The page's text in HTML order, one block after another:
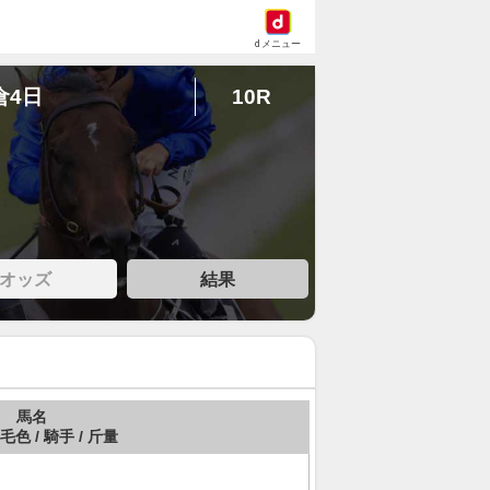
dメニュー
4日 10R
オッズ 結果
馬名
色 / 騎手 / 斤量